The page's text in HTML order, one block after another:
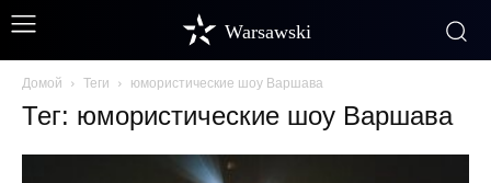
Warsawski
Домой Теги юмористические шоу Варшава
Тег: юмористические шоу Варшава